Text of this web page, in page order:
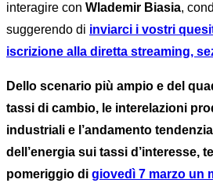
interagire con Wlademir Biasia,
suggerendo di inviarci i vostri
iscrizione alla diretta streaming,
Dello scenario più ampio e del
tassi di cambio, le interelazioni
industriali e l’andamento
dell’energia sui tassi d’interesse,
pomeriggio di giovedì 7 marzo un